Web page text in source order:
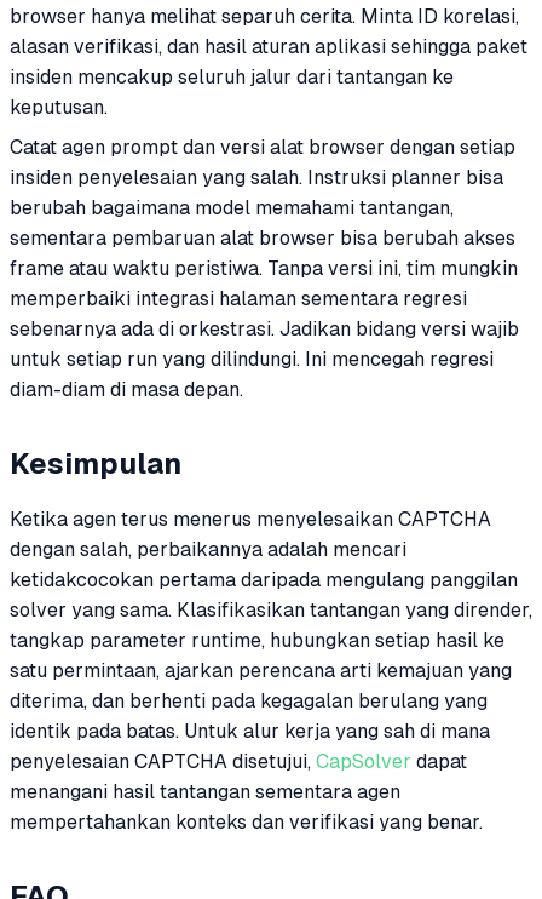
browser hanya melihat separuh cerita. Minta ID korelasi,
alasan verifikasi, dan hasil aturan aplikasi sehingga paket
insiden mencakup seluruh jalur dari tantangan ke
keputusan.
Catat agen prompt dan versi alat browser dengan setiap
insiden penyelesaian yang salah. Instruksi planner bisa
berubah bagaimana model memahami tantangan,
sementara pembaruan alat browser bisa berubah akses
frame atau waktu peristiwa. Tanpa versi ini, tim mungkin
memperbaiki integrasi halaman sementara regresi
sebenarnya ada di orkestrasi. Jadikan bidang versi wajib
untuk setiap run yang dilindungi. Ini mencegah regresi
diam-diam di masa depan.
Kesimpulan
Ketika agen terus menerus menyelesaikan CAPTCHA
dengan salah, perbaikannya adalah mencari
ketidakcocokan pertama daripada mengulang panggilan
solver yang sama. Klasifikasikan tantangan yang dirender,
tangkap parameter runtime, hubungkan setiap hasil ke
satu permintaan, ajarkan perencana arti kemajuan yang
diterima, dan berhenti pada kegagalan berulang yang
identik pada batas. Untuk alur kerja yang sah di mana
penyelesaian CAPTCHA disetujui, CapSolver dapat
menangani hasil tantangan sementara agen
mempertahankan konteks dan verifikasi yang benar.